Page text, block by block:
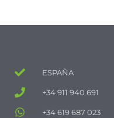
ESPAÑA
+34 911 940 691
+34 619 687 023